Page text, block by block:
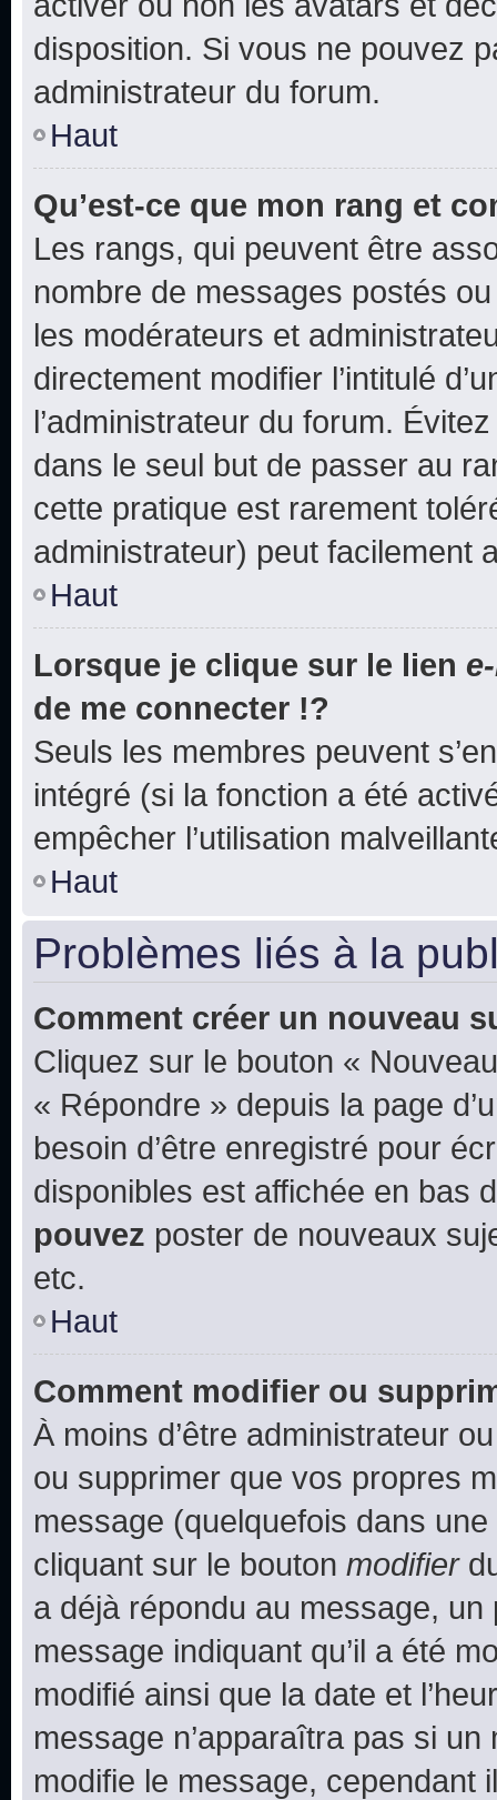
disposition. Si vous ne pouvez
administrateur du forum.
Haut
Qu’est-ce que mon rang et
Les rangs, qui peuvent être
nombre de messages postés
les modérateurs et
directement modifier l’intitulé
l’administrateur du forum.
dans le seul but de passer au
cette pratique est rarement
administrateur) peut facilement
Haut
Lorsque je clique sur le lien
de me connecter !?
Seuls les membres peuvent
intégré (si la fonction a été
empêcher l’utilisation
Haut
Problèmes liés à la
Comment créer un nouveau
Cliquez sur le bouton «
« Répondre » depuis la page
besoin d’être enregistré pour
disponibles est affichée en bas
pouvez poster de nouveaux
etc.
Haut
Comment modifier ou
À moins d’être administrateur
ou supprimer que vos propres
message (quelquefois dans
cliquant sur le bouton modifier
a déjà répondu au message, un
message indiquant qu’il a été
modifié ainsi que la date et
message n’apparaîtra pas si
modifie le message, cependant